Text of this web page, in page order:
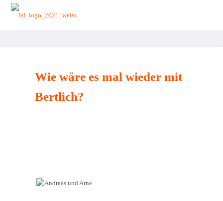
Wie wäre es mal wieder mit
Bertlich?